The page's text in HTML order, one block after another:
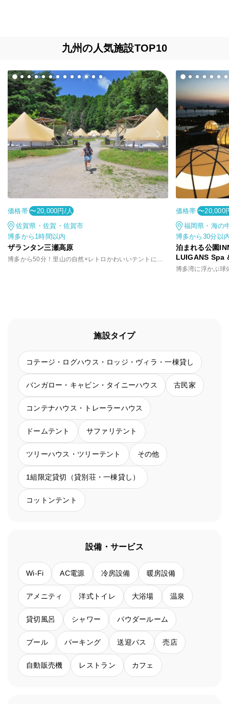
九州の人気施設TOP10
価格帯 〜20,000円/人
佐賀県・佐賀・佐賀市
博多から1時間以内
ザランタン三瀬高原
博多から50分！里山の自然×レトロかわいいテントに泊まる非日常
価格帯 〜20,000
福岡県・海の
博多から30分以
泊まれる公園
LUIGANS Spa
博多湾に浮かぶ球
施設タイプ
コテージ・ログハウス・ロッジ・ヴィラ・一棟貸し
バンガロー・キャビン・タイニーハウス 古民家
コンテナハウス・トレーラーハウス
ドームテント サファリテント
ツリーハウス・ツリーテント その他
1組限定貸切（貸別荘・一棟貸し）
コットンテント
設備・サービス
Wi-Fi AC電源 冷房設備 暖房設備
アメニティ 洋式トイレ 大浴場 温泉
貸切風呂 シャワー パウダールーム
プール パーキング 送迎バス 売店
自動販売機 レストラン カフェ